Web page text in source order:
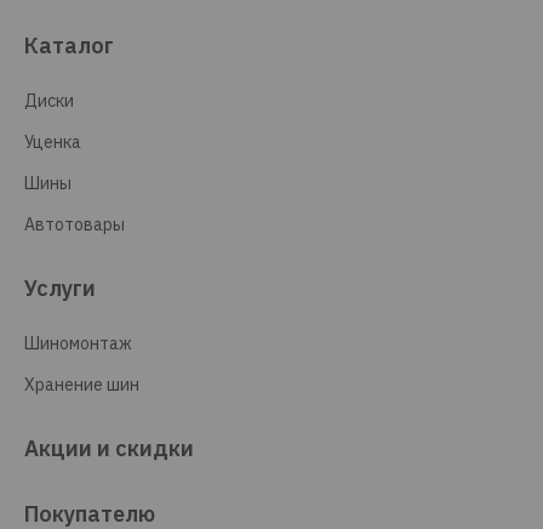
Каталог
Диски
Уценка
Шины
Автотовары
Услуги
Шиномонтаж
Хранение шин
Акции и скидки
Покупателю